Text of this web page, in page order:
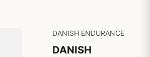
DANISH ENDURANCE
DANISH